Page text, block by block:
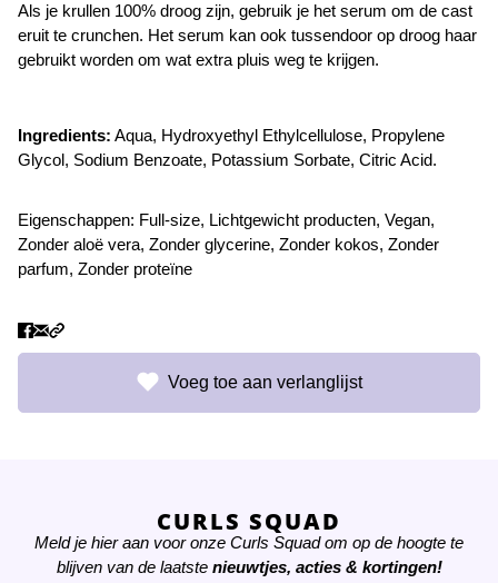
Als je krullen 100% droog zijn, gebruik je het serum om de cast
eruit te crunchen. Het serum kan ook tussendoor op droog haar
gebruikt worden om wat extra pluis weg te krijgen.
Ingredients: Aqua, Hydroxyethyl Ethylcellulose, Propylene
Glycol, Sodium Benzoate, Potassium Sorbate, Citric Acid.
Eigenschappen: Full-size, Lichtgewicht producten, Vegan,
Zonder aloë vera, Zonder glycerine, Zonder kokos, Zonder
parfum, Zonder proteïne
Voeg toe aan verlanglijst
CURLS SQUAD
Meld je hier aan voor onze Curls Squad om op de hoogte te
blijven van de laatste nieuwtjes, acties & kortingen!